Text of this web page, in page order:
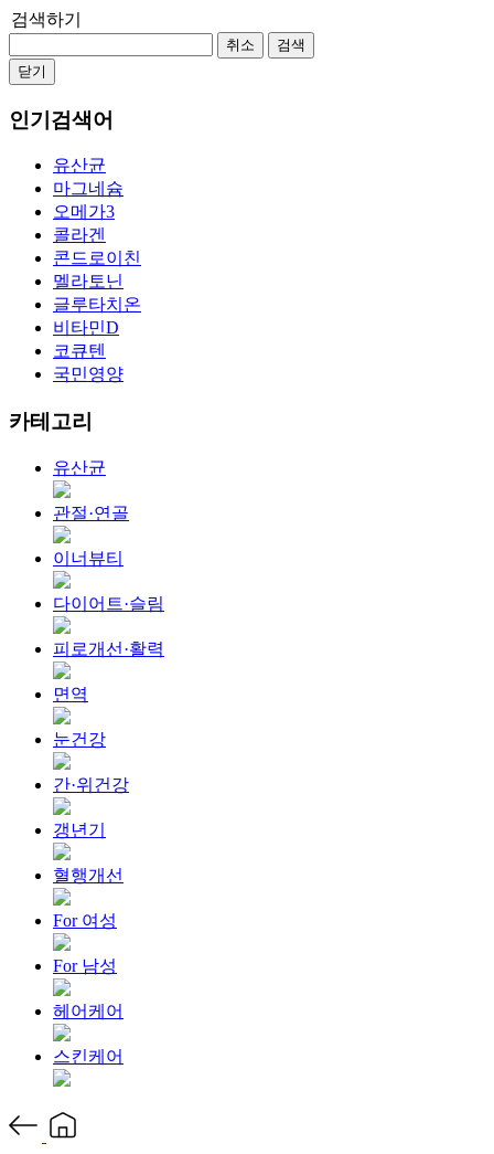
검색하기
취소
검색
닫기
인기검색어
유산균
마그네슘
오메가3
콜라겐
콘드로이친
멜라토닌
글루타치온
비타민D
코큐텐
국민영양
카테고리
유산균
관절·연골
이너뷰티
다이어트·슬림
피로개선·활력
면역
눈건강
간·위건강
갱년기
혈행개선
For 여성
For 남성
헤어케어
스킨케어